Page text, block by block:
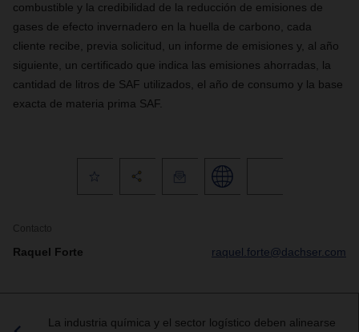
combustible y la credibilidad de la reducción de emisiones de
gases de efecto invernadero en la huella de carbono, cada
cliente recibe, previa solicitud, un informe de emisiones y, al año
siguiente, un certificado que indica las emisiones ahorradas, la
cantidad de litros de SAF utilizados, el año de consumo y la base
exacta de materia prima SAF.
Contacto
Raquel Forte raquel.forte@dachser.com
La industria química y el sector logístico deben alinearse